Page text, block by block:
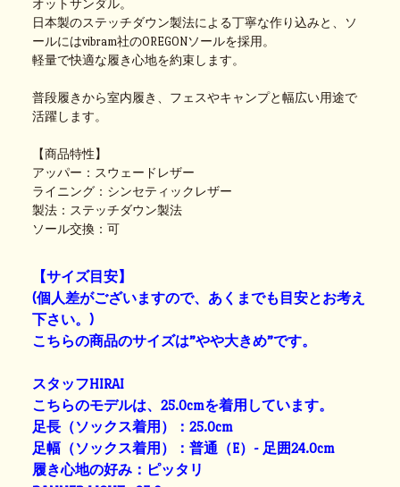
オットサンダル。
日本製のステッチダウン製法による丁寧な作り込みと、ソ
ールにはvibram社のOREGONソールを採用。
軽量で快適な履き心地を約束します。
普段履きから室内履き、フェスやキャンプと幅広い用途で
活躍します。
【商品特性】
アッパー：スウェードレザー
ライニング：シンセティックレザー
製法：ステッチダウン製法
ソール交換：可
【サイズ目安】
(個人差がございますので、あくまでも目安とお考え
下さい。)
こちらの商品のサイズは”やや大きめ”です。
スタッフHIRAI
こちらのモデルは、25.0cmを着用しています。
足長（ソックス着用）：25.0cm
足幅（ソックス着用）：普通（E）- 足囲24.0cm
履き心地の好み：ピッタリ